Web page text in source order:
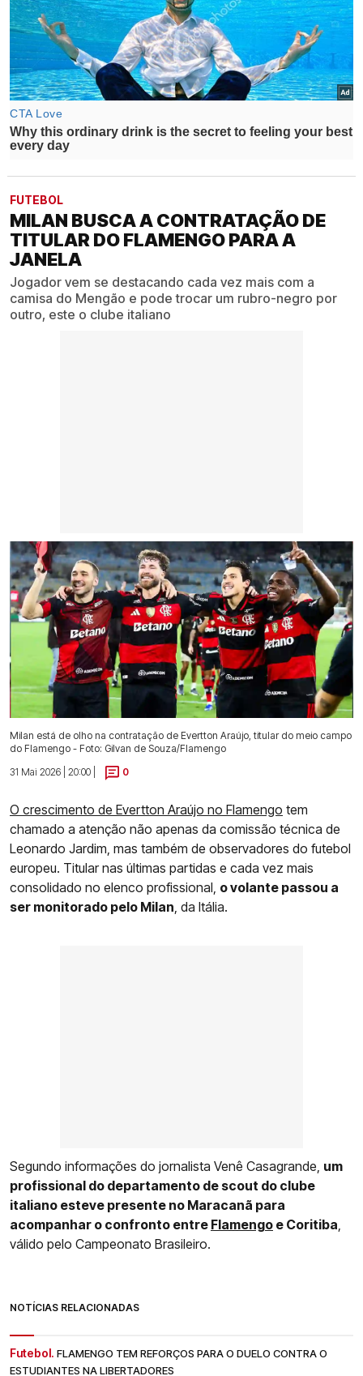
FUTEBOL
MILAN BUSCA A CONTRATAÇÃO DE
TITULAR DO FLAMENGO PARA A
JANELA
Jogador vem se destacando cada vez mais com a
camisa do Mengão e pode trocar um rubro-negro por
outro, este o clube italiano
Milan está de olho na contratação de Evertton Araújo, titular do meio campo
do Flamengo - Foto: Gilvan de Souza/Flamengo
31 Mai 2026 | 20:00 |
0
O crescimento de Evertton Araújo no Flamengo tem
chamado a atenção não apenas da comissão técnica de
Leonardo Jardim, mas também de observadores do futebol
europeu. Titular nas últimas partidas e cada vez mais
consolidado no elenco profissional, o volante passou a
ser monitorado pelo Milan , da Itália.
Segundo informações do jornalista Venê Casagrande, um
profissional do departamento de scout do clube
italiano esteve presente no Maracanã para
acompanhar o confronto entre Flamengo e Coritiba
válido pelo Campeonato Brasileiro.
NOTÍCIAS RELACIONADAS
Futebol. FLAMENGO TEM REFORÇOS PARA O DUELO CONTRA O
ESTUDIANTES NA LIBERTADORES